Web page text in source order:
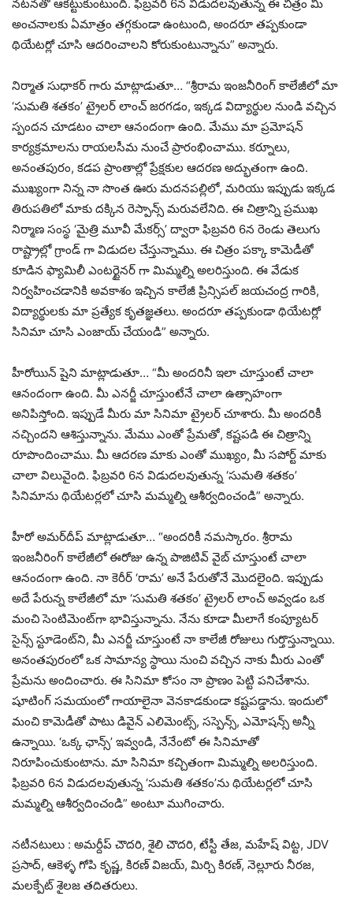
నటనతో ఆకట్టుకుంటుంది. ఫిబ్రవరి 6న విడుదలవుతున్న ఈ చిత్రం మీ
అంచనాలకు ఏమాత్రం తగ్గకుండా ఉంటుంది, అందరూ తప్పకుండా
థియేటర్లో చూసి ఆదరించాలని కోరుకుంటున్నాను” అన్నారు.
నిర్మాత సుధాకర్ గారు మాట్లాడుతూ… “శ్రీరామ ఇంజనీరింగ్ కాలేజీలో మా
‘సుమతి శతకం’ ట్రైలర్ లాంచ్ జరగడం, ఇక్కడ విద్యార్థుల నుండి వచ్చిన
స్పందన చూడటం చాలా ఆనందంగా ఉంది. మేము మా ప్రమోషన్
కార్యక్రమాలను రాయలసీమ నుంచే ప్రారంభించాము. కర్నూలు,
అనంతపురం, కడప ప్రాంతాల్లో ప్రేక్షకుల ఆదరణ అద్భుతంగా ఉంది.
ముఖ్యంగా నిన్న నా సొంత ఊరు మదనపల్లిలో, మరియు ఇప్పుడు ఇక్కడ
తిరుపతిలో మాకు దక్కిన రెస్పాన్స్ మరువలేనిది. ఈ చిత్రాన్ని ప్రముఖ
నిర్మాణ సంస్థ ‘మైత్రి మూవీ మేకర్స్’ ద్వారా ఫిబ్రవరి 6న రెండు తెలుగు
రాష్ట్రాల్లో గ్రాండ్ గా విడుదల చేస్తున్నాము. ఈ చిత్రం పక్కా కామెడీతో
కూడిన ఫ్యామిలీ ఎంటర్టైనర్ గా మిమ్మల్ని అలరిస్తుంది. ఈ వేడుక
నిర్వహించడానికి అవకాశం ఇచ్చిన కాలేజీ ప్రిన్సిపల్ జయచంద్ర గారికి,
విద్యార్థులకు మా ప్రత్యేక కృతజ్ఞతలు. అందరూ తప్పకుండా థియేటర్లో
సినిమా చూసి ఎంజాయ్ చేయండి” అన్నారు.
హీరోయిన్ షైని మాట్లాడుతూ… “మీ అందరినీ ఇలా చూస్తుంటే చాలా
ఆనందంగా ఉంది. మీ ఎనర్జీ చూస్తుంటేనే చాలా ఉత్సాహంగా
అనిపిస్తోంది. ఇప్పుడే మీరు మా సినిమా ట్రైలర్ చూశారు. మీ అందరికీ
నచ్చిందని ఆశిస్తున్నాను. మేము ఎంతో ప్రేమతో, కష్టపడి ఈ చిత్రాన్ని
రూపొందించాము. మీ ఆదరణ మాకు ఎంతో ముఖ్యం, మీ సపోర్ట్ మాకు
చాలా విలువైంది. ఫిబ్రవరి 6న విడుదలవుతున్న ‘సుమతి శతకం’
సినిమాను థియేటర్లలో చూసి మమ్మల్ని ఆశీర్వదించండి” అన్నారు.
హీరో అమర్‌దీప్ మాట్లాడుతూ… “అందరికీ నమస్కారం. శ్రీరామ
ఇంజనీరింగ్ కాలేజీలో ఈరోజు ఉన్న పాజిటివ్ వైబ్ చూస్తుంటే చాలా
ఆనందంగా ఉంది. నా కెరీర్ ‘రామ’ అనే పేరుతోనే మొదలైంది. ఇప్పుడు
అదే పేరున్న కాలేజీలో మా ‘సుమతి శతకం’ ట్రైలర్ లాంచ్ అవ్వడం ఒక
మంచి సెంటిమెంట్‌గా భావిస్తున్నాను. నేను కూడా మీలాగే కంప్యూటర్
సైన్స్ స్టూడెంట్‌ని, మీ ఎనర్జీ చూస్తుంటే నా కాలేజీ రోజులు గుర్తొస్తున్నాయి.
అనంతపురంలో ఒక సామాన్య స్థాయి నుంచి వచ్చిన నాకు మీరు ఎంతో
ప్రేమను అందించారు. ఈ సినిమా కోసం నా ప్రాణం పెట్టి పనిచేశాను.
షూటింగ్ సమయంలో గాయాలైనా వెనకాడకుండా కష్టపడ్డాను. ఇందులో
మంచి కామెడీతో పాటు డివైన్ ఎలిమెంట్స్, సస్పెన్స్, ఎమోషన్స్ అన్నీ
ఉన్నాయి. ‘ఒక్క ఛాన్స్’ ఇవ్వండి, నేనేంటో ఈ సినిమాతో
నిరూపించుకుంటాను. మా సినిమా కచ్చితంగా మిమ్మల్ని అలరిస్తుంది.
ఫిబ్రవరి 6న విడుదలవుతున్న ‘సుమతి శతకం’ను థియేటర్లలో చూసి
మమ్మల్ని ఆశీర్వదించండి” అంటూ ముగించారు.
నటీనటులు : అమర్దీప్ చౌదరి, శైలి చౌదరి, టేస్టీ తేజ, మహేష్ విట్ట, JDV
ప్రసాద్, ఆకెళ్ళ గోపి కృష్ణ, కిరణ్ విజయ్, మిర్చి కిరణ్, నెల్లూరు నీరజ,
మలక్పేట్ శైలజ తదితరులు.